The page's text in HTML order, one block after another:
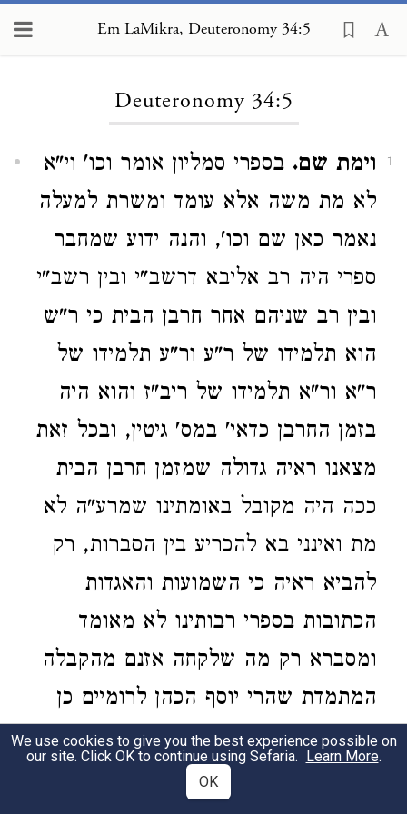
Em LaMikra, Deuteronomy 34:5
Deuteronomy 34:5
1 וימת שם. בספרי סמליון אומר וכו' וי"א
לא מת משה אלא עומד ומשרת למעלה
נאמר כאן שם וכו', והנה ידוע שמחבר
ספרי היה רב אליבא דרשב"י ובין רשב"י
ובין רב שניהם אחר חרבן הבית כי ר"ש
הוא תלמידו של ר"ע ור"ע תלמידו של
ר"א ור"א תלמידו של ריב"ז והוא היה
בזמן החרבן כדאי' במס' גיטין, ובכל זאת
מצאנו ראיה גדולה שמזמן חרבן הבית
ככה היה מקובל באומתינו שמרע"ה לא
מת ואינני בא להכריע בין הסברות, רק
להביא ראיה כי השמועות והאגדות
הכתובות בספרי רבותינו לא מאומד
ומסברא רק מה שלקחה אזנם מהקבלה
המתמדת שהרי יוסף הכהן לרומיים כן
העיד בספרו קדמוניות ד' ח' מ"ח, ועוד
מוסיף יוסף וכותב שבכוונה כתב משה
We use cookies to give you the best experience possible on
our site. Click OK to continue using Sefaria. Learn More.
OK